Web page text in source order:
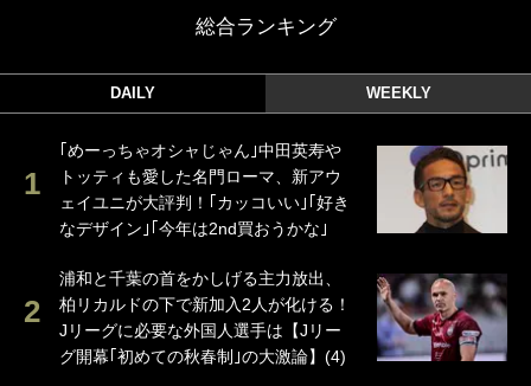
総合ランキング
DAILY WEEKLY
｢めーっちゃオシャじゃん｣中田英寿や
トッティも愛した名門ローマ、新アウ
ェイユニが大評判！｢カッコいい｣｢好き
なデザイン｣｢今年は2nd買おうかな｣
浦和と千葉の首をかしげる主力放出、
柏リカルドの下で新加入2人が化ける！
Jリーグに必要な外国人選手は【Jリー
グ開幕｢初めての秋春制｣の大激論】(4)